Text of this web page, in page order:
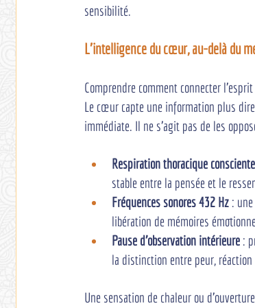
sensibilité.
L'intelligence du cœur, au-delà du
Comprendre comment connecter
Le cœur capte une information plus
immédiate. Il ne s'agit pas de les
Respiration thoracique consciente
stable entre la pensée et le
Fréquences sonores 432 Hz :
libération de mémoires
Pause d'observation intérieure :
la distinction entre peur,
Une sensation de chaleur ou